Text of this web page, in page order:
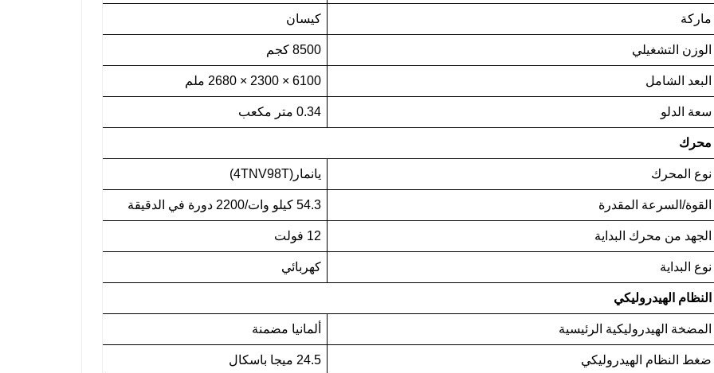
ماركة كيسان
الوزن التشغيلي 8500 كجم
البعد الشامل 6100 × 2300 × 2680 ملم
سعة الدلو 0.34 متر مكعب
محرك
نوع المحرك يانمار(4TNV98T)
القوة/السرعة المقدرة 54.3 كيلو وات/2200 دورة في الدقيقة
الجهد من محرك البداية 12 فولت
نوع البداية كهربائي
النظام الهيدروليكي
المضخة الهيدروليكية الرئيسية ألمانيا مضمنة
ضغط النظام الهيدروليكي 24.5 ميجا باسكال